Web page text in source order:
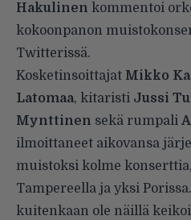
Hakulinen kommentoi
kokoonpanon
Twitterissä.
Kosketinsoittajat Mikko
Latomaa, kitaristi Jussi
Mynttinen sekä rumpali
ilmoittaneet aikovansa
muistoksi kolme
Tampereella ja yksi
kuitenkaan ole näillä